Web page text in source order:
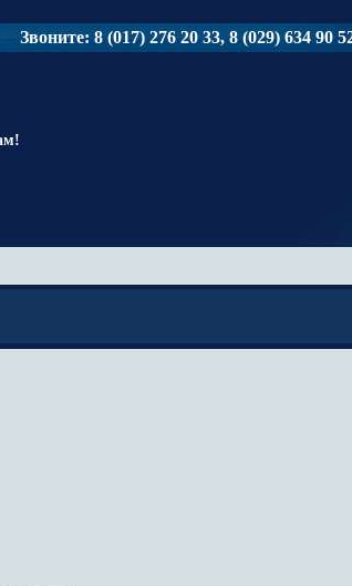
Звоните: 8 (017) 276 20 33, 8 (029) 634 90